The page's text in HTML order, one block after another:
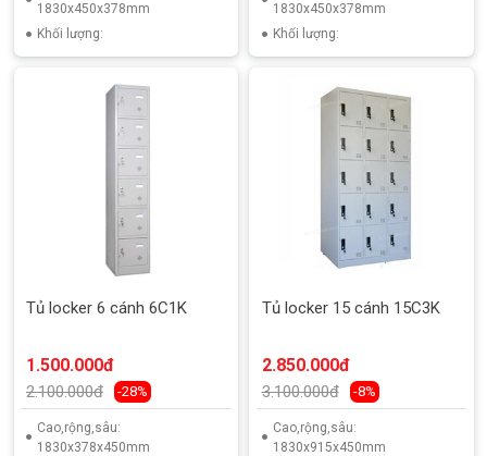
1830x450x378mm
Khối lượng:
1830x450x378mm
Khối lượng:
Tủ locker 6 cánh 6C1K
1.500.000đ
2.100.000đ -28%
Cao,rộng,sâu:
1830x378x450mm
Tủ locker 15 cánh 15C3K
2.850.000đ
3.100.000đ -8%
Cao,rộng,sâu:
1830x915x450mm